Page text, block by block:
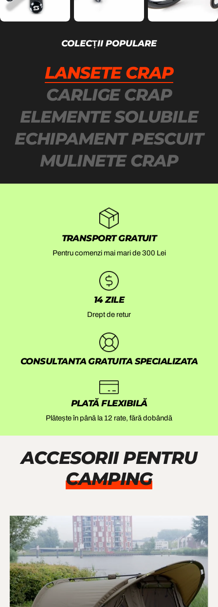
COLECȚII POPULARE
LANSETE CRAP
CARLIGE CRAP
ELEMENTE SOLUBILE
ECHIPAMENT PESCUIT
MULINETE CRAP
TRANSPORTGRATUIT
Pentru comenzi mai mari de 300 Lei
14 ZILE
Drept de retur
CONSULTANTA GRATUITA SPECIALIZATA
PLATĂ FLEXIBILĂ
Plătește în până la 12 rate, fără dobândă
ACCESORII PENTRU
CAMPING